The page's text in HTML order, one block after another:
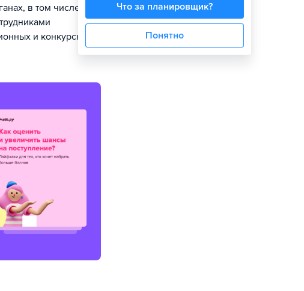
в том числе и на
и конкурсных
Что за планировщик?
Понятно